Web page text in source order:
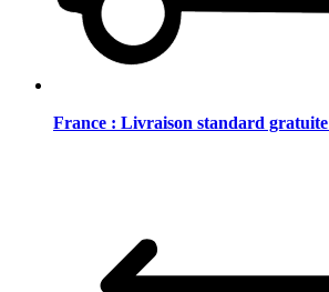
France : Livraison standard gratuite